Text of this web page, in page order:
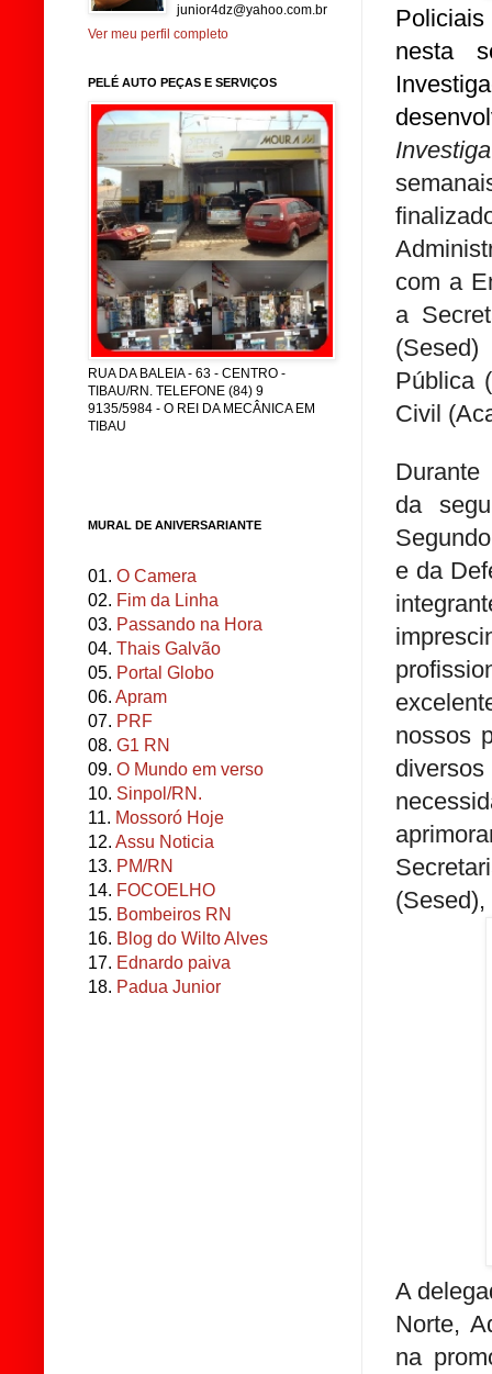
nesta
com a
a
Pública
Civil
da
e da
nossos
A
Norte,
na
junior4dz@yahoo.com.br
Ver meu perfil completo
PELÉ AUTO PEÇAS E SERVIÇOS
RUA DA BALEIA - 63 - CENTRO -
TIBAU/RN. TELEFONE (84) 9
9135/5984 - O REI DA MECÂNICA EM
TIBAU
MURAL DE ANIVERSARIANTE
01. O Camera
02. Fim da Linha
03. Passando na Hora
04. Thais Galvão
05. Portal Globo
06. Apram
07. PRF
08. G1 RN
09. O Mundo em verso
10. Sinpol/RN.
11. Mossoró Hoje
12. Assu Noticia
13. PM/RN
14. FOCOELHO
15. Bombeiros RN
16. Blog do Wilto Alves
17. Ednardo paiva
18. Padua Junior